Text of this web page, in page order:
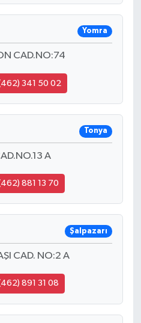
Yomra
CAD.NO:74
341 50 02
Tonya
A
881 13 70
Şalpazarı
CAD. NO:2 A
891 31 08